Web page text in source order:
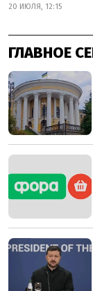
20 ИЮЛЯ, 12:15
ГЛАВНОЕ